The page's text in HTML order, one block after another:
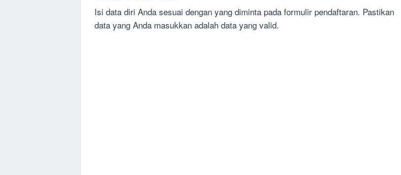
Isi data diri Anda sesuai dengan yang diminta pada formulir pendaftaran. Pastikan
data yang Anda masukkan adalah data yang valid.